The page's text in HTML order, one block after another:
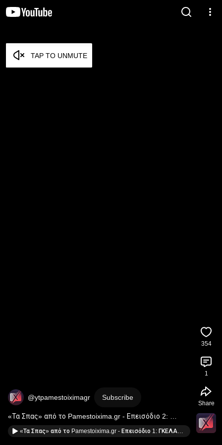
TAP TO UNMUTE
@ytpamestoiximagr Subscribe
«Τα Σπας» από το Pamestoixima.gr - Επεισόδιο 2:
ΚΕΦΑΛΙΕΣ CHALLENGE⚽
«Τα Σπας» από το Pamestoixima.gr - Επεισόδιο 1: ΓΚΕΛΑΚΙΑ CHALLENGE⚽
354
1
Share